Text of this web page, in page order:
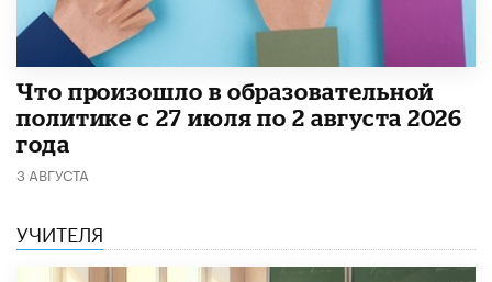
​Что произошло в образовательной
политике с 27 июля по 2 августа 2026
года
3 АВГУСТА
УЧИТЕЛЯ